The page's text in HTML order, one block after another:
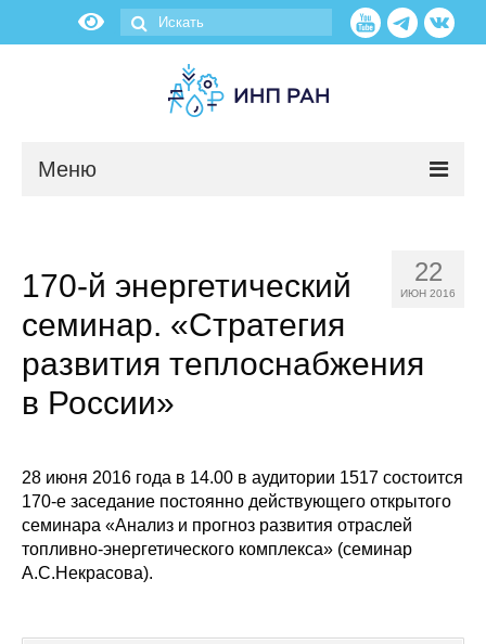
Меню
О нас
Об институте
Научные подразделения
Сотрудники
Отчетность
22
ИЮН 2016
170-й энергетический
семинар. «Стратегия
развития теплоснабжения
в России»
28 июня 2016 года в 14.00 в аудитории 1517 состоится
170-е заседание постоянно действующего открытого
семинара «Анализ и прогноз развития отраслей
топливно-энергетического комплекса» (семинар
А.С.Некрасова).